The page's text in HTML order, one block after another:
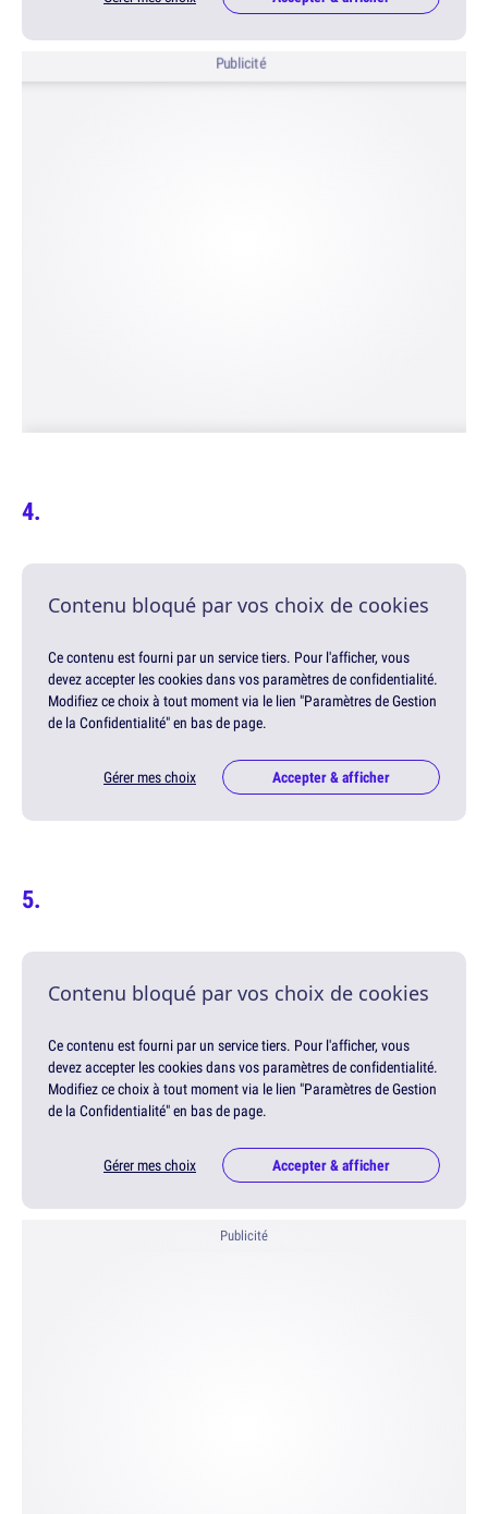
Publicité
Contenu bloqué par vos choix de cookies
Ce contenu est fourni par un service tiers. Pour l'afficher, vous
devez accepter les cookies dans vos paramètres de confidentialité.
Modifiez ce choix à tout moment via le lien "Paramètres de Gestion
de la Confidentialité" en bas de page.
Gérer mes choix Accepter & afficher
Contenu bloqué par vos choix de cookies
Ce contenu est fourni par un service tiers. Pour l'afficher, vous
devez accepter les cookies dans vos paramètres de confidentialité.
Modifiez ce choix à tout moment via le lien "Paramètres de Gestion
de la Confidentialité" en bas de page.
Gérer mes choix Accepter & afficher
Publicité